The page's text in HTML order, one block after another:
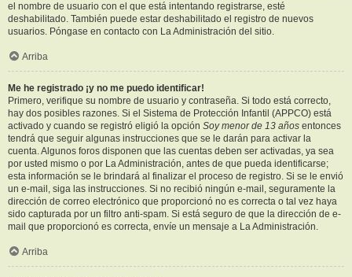
el nombre de usuario con el que está intentando registrarse, esté
deshabilitado. También puede estar deshabilitado el registro de nuevos
usuarios. Póngase en contacto con La Administración del sitio.
Arriba
Me he registrado ¡y no me puedo identificar!
Primero, verifique su nombre de usuario y contraseña. Si todo está correcto,
hay dos posibles razones. Si el Sistema de Protección Infantil (APPCO) está
activado y cuando se registró eligió la opción Soy menor de 13 años entonces
tendrá que seguir algunas instrucciones que se le darán para activar la
cuenta. Algunos foros disponen que las cuentas deben ser activadas, ya sea
por usted mismo o por La Administración, antes de que pueda identificarse;
esta información se le brindará al finalizar el proceso de registro. Si se le envió
un e-mail, siga las instrucciones. Si no recibió ningún e-mail, seguramente la
dirección de correo electrónico que proporcionó no es correcta o tal vez haya
sido capturada por un filtro anti-spam. Si está seguro de que la dirección de e-
mail que proporcionó es correcta, envíe un mensaje a La Administración.
Arriba